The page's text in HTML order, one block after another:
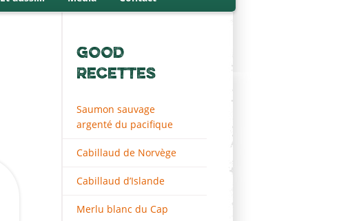
GOOD
RECETTES
Saumon sauvage
argenté du pacifique
Cabillaud de Norvège
Cabillaud d’Islande
Merlu blanc du Cap